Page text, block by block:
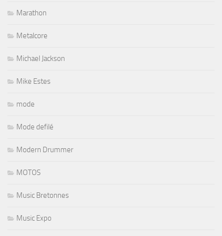
Marathon
Metalcore
Michael Jackson
Mike Estes
mode
Mode defilé
Modern Drummer
MOTOS
Music Bretonnes
Music Expo